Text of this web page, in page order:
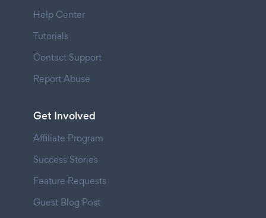
Help Center
Tutorials
Contact Support
Report Abuse
Get Involved
Affiliate Program
Success Stories
Feature Requests
Guest Blog Post